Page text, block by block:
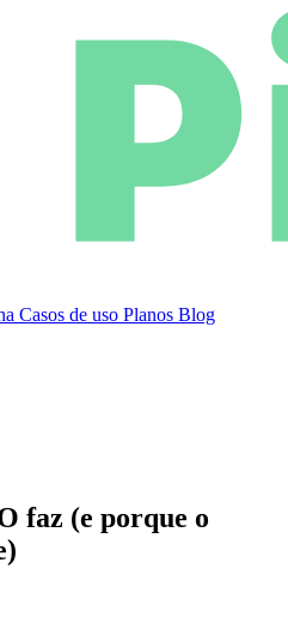
Casos de uso Planos Blog
faz (e porque o